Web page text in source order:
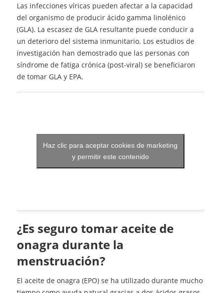
Las infecciones víricas pueden afectar a la capacidad
del organismo de producir ácido gamma linolénico
(GLA). La escasez de GLA resultante puede conducir a
un deterioro del sistema inmunitario. Los estudios de
investigación han demostrado que las personas con
síndrome de fatiga crónica (post-viral) se beneficiaron
de tomar GLA y EPA.
Haz clic para aceptar cookies de marketing
y permitir este contenido
¿es seguro tomar aceite de
onagra durante la
menstruación?
El aceite de onagra (EPO) se ha utilizado durante mucho